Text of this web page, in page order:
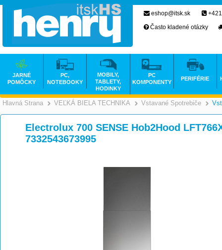
Hlavná Strana >
VEĽKÁ BIELA TECHNIKA >
Vstavané Spotrebiče
Electrolux 700 SENSE Hob2Hood
7332543673995
eshop@itsk.sk
Často kladené otázky
JARNÉ
POMÔCKY
PC,
NOTEBOOKY
MOBILY,
TABLETY,
HODINKY
PC
KOMPONENTY
PERIFÉRIE